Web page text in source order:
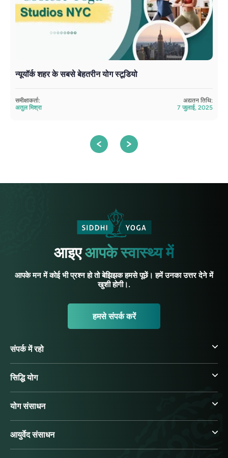
न्यूयॉर्क शहर के सबसे बेहतरीन योग स्टूडियो
समीक्षाकर्ता:
अतुल मिश्रा
अद्यतन तिथि:
7 जुलाई, 2025
आइएआपके स्वास्थ्य में
आपके मन में कोई भी प्रश्न हो तो बेझिझक हमसे पूछें। हमें उनका उत्तर देने में
खुशी होगी।.
हमसे संपर्क करें
संपर्क में रहो
सिद्धि योग
योग संसाधन
आयुर्वेद संसाधन